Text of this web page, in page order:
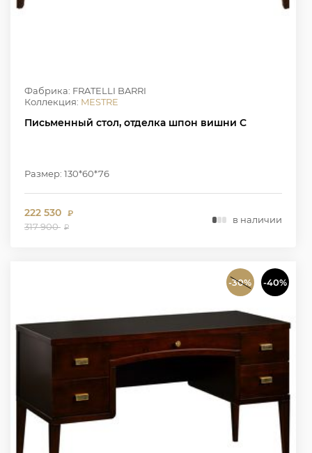
Фабрика: FRATELLI BARRI
Коллекция: MESTRE
Письменный стол, отделка шпон вишни C
Размер: 130*60*76
222 530 ₽
317 900 ₽
в наличии
-30% -40%